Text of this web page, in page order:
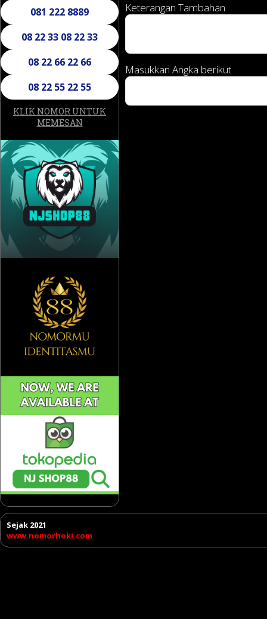
081 222 8889
08 22 33 08 22 33
08 22 66 22 66
08 22 55 22 55
KLIK NOMOR UNTUK
MEMESAN
Keterangan Tambahan
Masukkan Angka berikut
Sejak 2021
www.nomorhoki.com